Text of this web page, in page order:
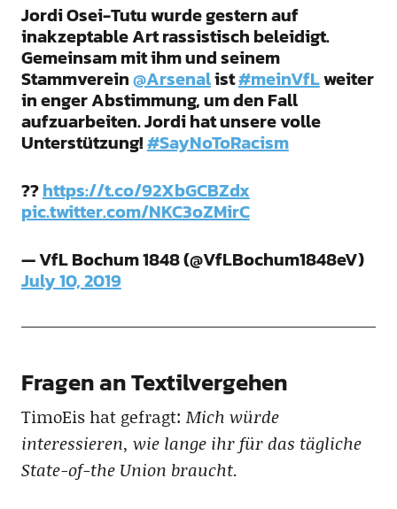
Jordi Osei-Tutu wurde gestern auf
inakzeptable Art rassistisch beleidigt.
Gemeinsam mit ihm und seinem
Stammverein@Arsenalist#meinVfLweiter
in enger Abstimmung, um den Fall
aufzuarbeiten. Jordi hat unsere volle
Unterstützung!#SayNoToRacism
??https://t.co/92XbGCBZdx
pic.twitter.com/NKC3oZMirC
— VfL Bochum 1848 (@VfLBochum1848eV)
July 10, 2019
Fragen an Textilvergehen
TimoEis hat gefragt: Mich würde
interessieren, wie lange ihr für das tägliche
State-of-the Union braucht.